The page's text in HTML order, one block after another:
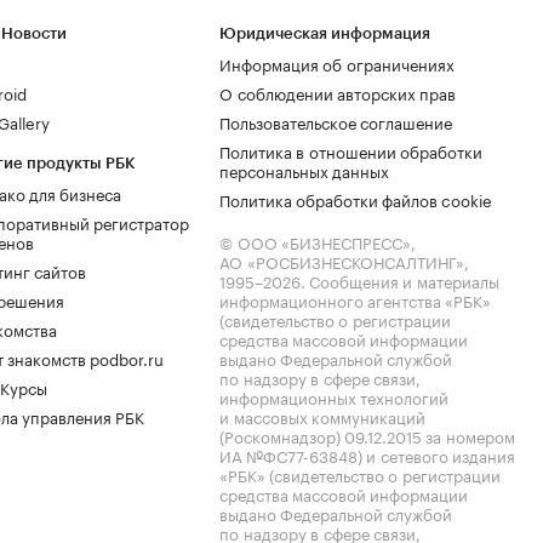
продукты РБК
для бизнеса
регистратор
сайтов
знакомств podbor.ru
управления РБК
Юридическая информация
Информация об ограничениях
О соблюдении авторских прав
Пользовательское соглашение
Политика в отношении обработки
персональных данных
Политика обработки файлов cookie
© ООО «БИЗНЕСПРЕСС»,
АО «РОСБИЗНЕСКОНСАЛТИНГ»,
1995–2026. Сообщения и материалы
информационного агентства «РБК»
(свидетельство о регистрации
средства массовой информации
выдано Федеральной службой
по надзору в сфере связи,
информационных технологий
и массовых коммуникаций
(Роскомнадзор) 09.12.2015 за номером
ИА №ФС77-63848) и сетевого издания
«РБК» (свидетельство о регистрации
средства массовой информации
выдано Федеральной службой
по надзору в сфере связи,